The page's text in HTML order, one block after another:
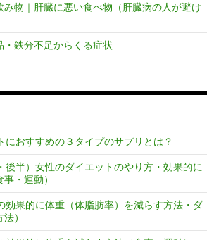
み物｜肝臓に悪い食べ物（肝臓病の人が避け
鉄分不足からくる症状
におすすめの３タイプのサプリとは？
後半）女性のダイエットのやり方・効果的に
・運動）
効果的に体重（体脂肪率）を減らす方法・ダ
）